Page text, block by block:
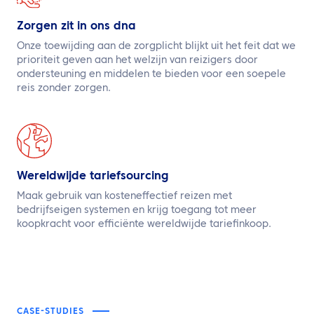
Zorgen zit in ons dna
Onze toewijding aan de zorgplicht blijkt uit het feit dat we
prioriteit geven aan het welzijn van reizigers door
ondersteuning en middelen te bieden voor een soepele
reis zonder zorgen.
Wereldwijde tariefsourcing
Maak gebruik van kosteneffectief reizen met
bedrijfseigen systemen en krijg toegang tot meer
koopkracht voor efficiënte wereldwijde tariefinkoop.
CASE-STUDIES